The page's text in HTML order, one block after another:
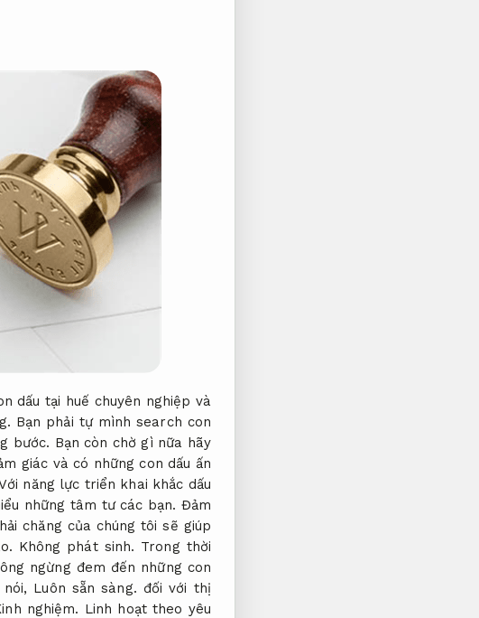
dấu tại huế chuyên nghiệp và
Bạn phải tự mình search con
bước. Bạn còn chờ gì nữa hãy
giác và có những con dấu ấn
năng lực triển khai khắc dấu
những tâm tư các bạn. Đảm
chăng của chúng tôi sẽ giúp
Không phát sinh. Trong thời
ngừng đem đến những con
Luôn sẵn sàng. đối với thị
nghiệm. Linh hoạt theo yêu